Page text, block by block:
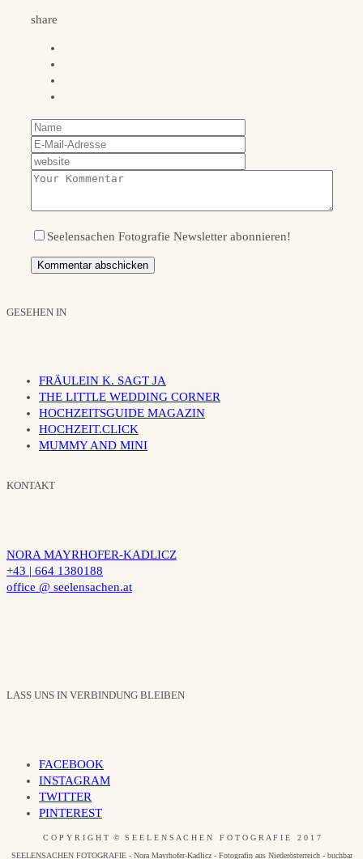
share
Seelensachen Fotografie Newsletter abonnieren!
GESEHEN IN
FRÄULEIN K. SAGT JA
THE LITTLE WEDDING CORNER
HOCHZEITSGUIDE MAGAZIN
HOCHZEIT.CLICK
MUMMY AND MINI
KONTAKT
NORA MAYRHOFER-KADLICZ
+43 | 664 1380188
office @ seelensachen.at
LASS UNS IN VERBINDUNG BLEIBEN
FACEBOOK
INSTAGRAM
TWITTER
PINTEREST
C O P Y R I G H T © S E E L E N S A C H E N F O T O G R A F I E 2 0 1 7
SEELENSACHEN FOTOGRAFIE - Nora Mayrhofer-Kadlicz - Fotografin aus Niederösterreich - buchbar